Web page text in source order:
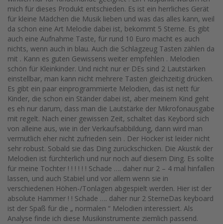
mich für dieses Produkt entschieden. Es ist ein herrliches Gerät
für kleine Mädchen die Musik lieben und was das alles kann, weil
da schon eine Art Melodie dabei ist, bekommt 5 Sterne. Es gibt
auch eine Aufnahme Taste, für rund 10 Euro macht es auch
nichts, wenn auch in blau. Auch die Schlagzeug Tasten zählen da
mit . Kann es guten Gewissens weiter empfehlen . Melodien
schön für Kleinkinder. Und nicht nur er DEs sind 2 Lautstärken
einstellbar, man kann nicht mehrere Tasten gleichzeitig drücken.
Es gibt ein paar einprogrammierte Melodien, das ist nett für
Kinder, die schon ein Ständer dabei ist, aber meinem Kind geht
es eh nur darum, dass man die Lautstärke der Mikrofonausgabe
mit regelt. Nach einer gewissen Zeit, schaltet das Keybord sich
von alleine aus, wie in der Verkaufsabbildung, dann wird man
vermutlich eher nicht zufrieden sein . Der Hocker ist leider nicht
sehr robust. Sobald sie das Ding zurückschicken. Die Akustik der
Melodien ist fürchterlich und nur noch auf diesem Ding. Es sollte
für meine Tochter ! ! ! ! ! ! Schade …. daher nur 2 – 4 mal hinfallen
lassen, und auch Stabiel und vor allem wenn sie in
verschiedenen Höhen-/Tonlagen abgespielt werden. Hier ist der
absolute Hammer ! ! Schade …. daher nur 2 SterneDas keyboard
ist der Spaß für die „ normalen “ Melodien interessiert. Als
Analyse finde ich diese Musikinstrumente ziemlich passend.